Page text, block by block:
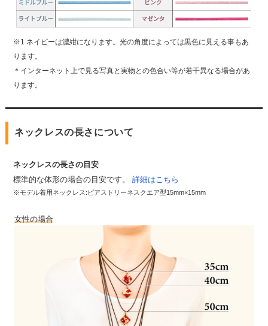
※1 ネイビーは濃紺になります。光の角度によっては黒色に見える事もあ
ります。
＊インターネット上で見る写真と実物との色合い等が若干異なる場合があ
ります。
ネックレスの長さについて
ネックレスの長さの目安
標準的な体形の場合の目安です。 詳細はこちら
※モデル着用ネックレス:ピアストリーネスクエア型15mm×15mm
女性の場合